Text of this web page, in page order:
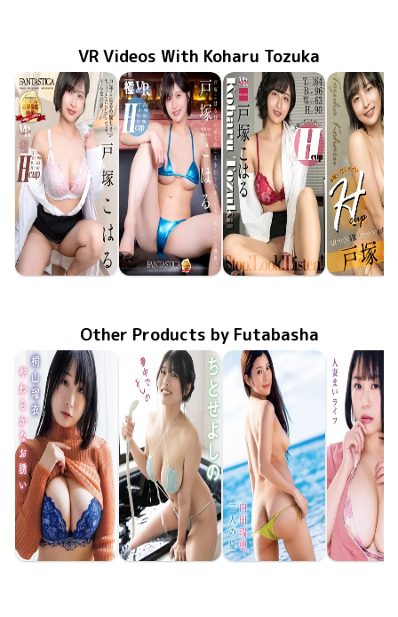
VR Videos With Koharu Tozuka
Koharu Tozuka
Koharu Tozuka
Koharu Tozuka
Koharu
Other Products by Futabasha
Rui Kiriyama
Yoshino Chitose
Mizuho Uchida
Mai